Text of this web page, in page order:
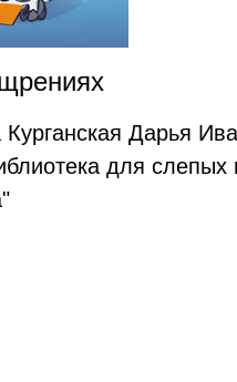
Дарья
для